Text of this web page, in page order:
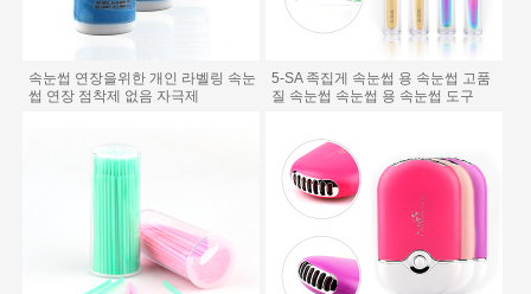
속눈썹 연장을위한 개인 라벨링 속눈
썹 연장 점착제 없음 자극제
5-SA 족집게 속눈썹 용 속눈썹 고품
질 속눈썹 속눈썹 용 속눈썹 도구